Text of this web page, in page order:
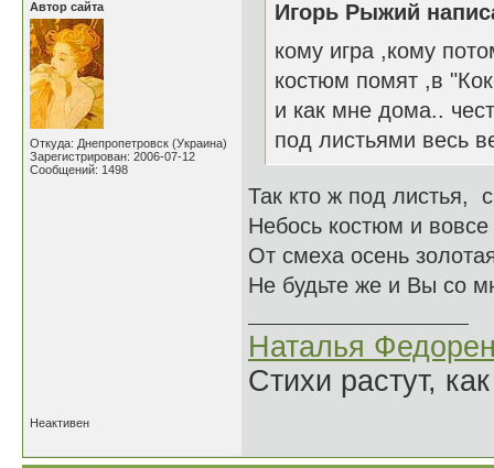
Автор сайта
Откуда: Днепропетровск (Украина)
Зарегистрирован: 2006-07-12
Сообщений: 1498
Игорь Рыжий
кому игра ,кому
костюм помят ,в
и как мне дома..
под листьями весь
Так кто ж под листья,
Небось костюм и
От смеха осень
Не будьте же и Вы со
Наталья
Стихи растут,
Неактивен